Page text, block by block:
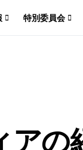
特別委員会
アの